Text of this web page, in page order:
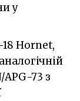
у
Hornet,
73 з